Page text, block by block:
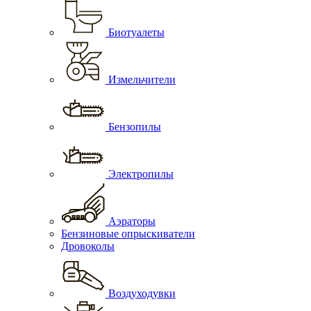
Биотуалеты
Измельчители
Бензопилы
Электропилы
Аэраторы
Бензиновые опрыскиватели
Дровоколы
Воздуходувки